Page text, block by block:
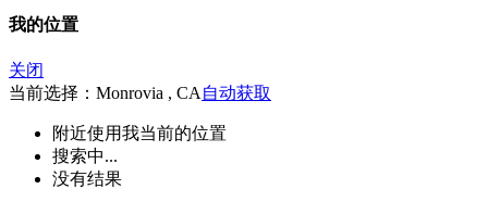
我的位置
关闭
当前选择：Monrovia , CA 自动获取
附近使用我当前的位置
搜索中...
没有结果